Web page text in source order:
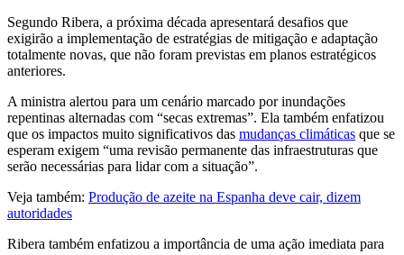
Segundo Ribera, a próxima década apresentará desafios que
exigirão a implementação de estratégias de mitigação e adaptação
totalmente novas, que não foram previstas em planos estratégicos
anteriores.
A ministra alertou para um cenário marcado por inundações
repentinas alternadas com “secas extremas”. Ela também enfatizou
que os impactos muito significativos das mudanças climáticas que se
esperam exigem “uma revisão permanente das infraestruturas que
serão necessárias para lidar com a situação”.
Veja também: Produção de azeite na Espanha deve cair, dizem
autoridades
Ribera também enfatizou a importância de uma ação imediata para